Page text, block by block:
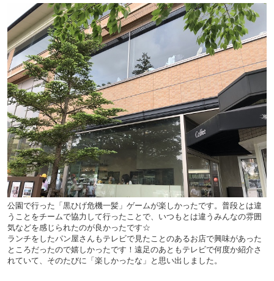
公園で行った「黒ひげ危機一髪」ゲームが楽しかったです。普段とは違
うことをチームで協力して行ったことで、いつもとは違うみんなの雰囲
気などを感じられたのが良かったです☆
ランチをしたパン屋さんもテレビで見たことのあるお店で興味があった
ところだったので嬉しかったです！遠足のあともテレビで何度か紹介さ
れていて、そのたびに「楽しかったな」と思い出しました。